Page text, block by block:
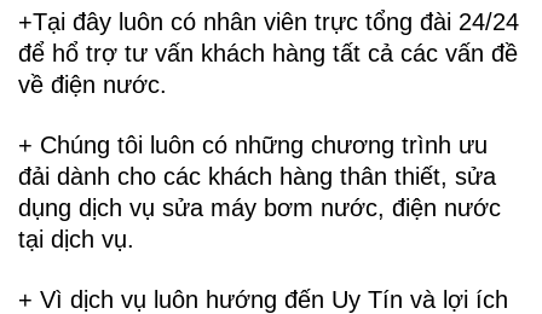
+Tại đây luôn có nhân viên trực tổng đài 24/24
để hổ trợ tư vấn khách hàng tất cả các vấn đề
về điện nước.
+ Chúng tôi luôn có những chương trình ưu
đải dành cho các khách hàng thân thiết, sửa
dụng dịch vụ sửa máy bơm nước, điện nước
tại dịch vụ.
+ Vì dịch vụ luôn hướng đến Uy Tín và lợi ích